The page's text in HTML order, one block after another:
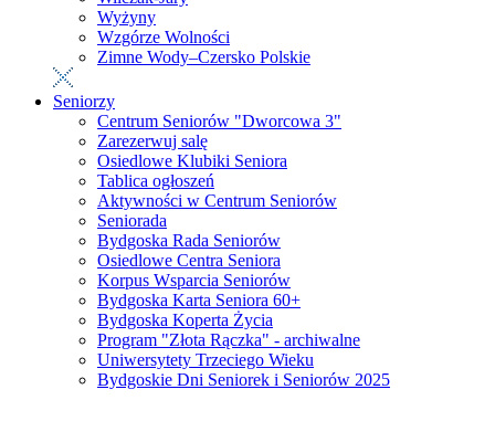
Wyżyny
Wzgórze Wolności
Zimne Wody–Czersko Polskie
Seniorzy
Centrum Seniorów "Dworcowa 3"
Zarezerwuj salę
Osiedlowe Klubiki Seniora
Tablica ogłoszeń
Aktywności w Centrum Seniorów
Seniorada
Bydgoska Rada Seniorów
Osiedlowe Centra Seniora
Korpus Wsparcia Seniorów
Bydgoska Karta Seniora 60+
Bydgoska Koperta Życia
Program "Złota Rączka" - archiwalne
Uniwersytety Trzeciego Wieku
Bydgoskie Dni Seniorek i Seniorów 2025